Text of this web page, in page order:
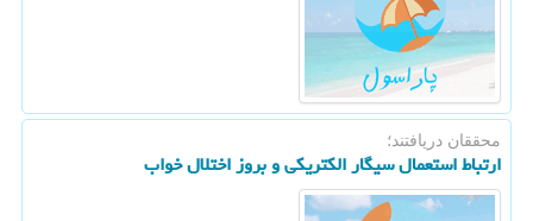
محققان دریافتند؛
ارتباط استعمال سیگار الكتریكی و بروز اختلال خواب